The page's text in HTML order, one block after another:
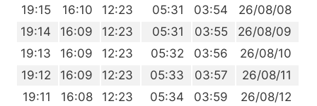
26/08/08
03:54
05:31
12:23
16:10
19:15
26/08/09
03:55
05:31
12:23
16:09
19:14
26/08/10
03:56
05:32
12:23
16:09
19:13
26/08/11
03:57
05:33
12:23
16:09
19:12
26/08/12
03:59
05:34
12:23
16:08
19:11